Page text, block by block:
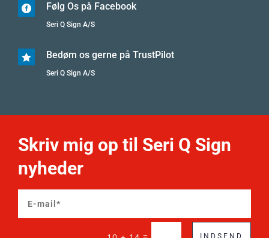
 Følg Os på Facebook
Seri Q Sign A/S
 Bedøm os gerne på TrustPilot
Seri Q Sign A/S
Skriv mig op til Seri Q Sign
nyheder
INDSEND